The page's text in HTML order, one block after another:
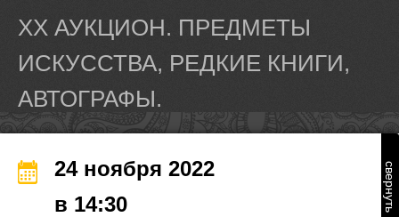
XX АУКЦИОН. ПРЕДМЕТЫ
ИСКУССТВА, РЕДКИЕ КНИГИ,
АВТОГРАФЫ.
свернуть
24 ноября 2022
в 14:30